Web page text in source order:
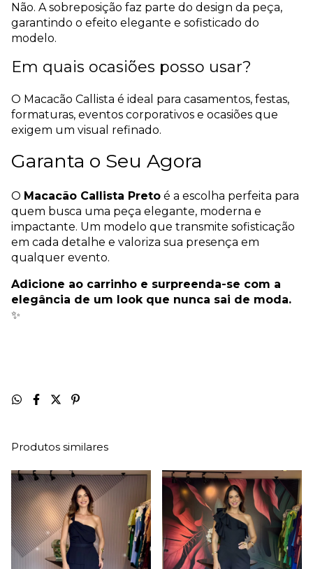
Não. A sobreposição faz parte do design da peça,
garantindo o efeito elegante e sofisticado do
modelo.
Em quais ocasiões posso usar?
O Macacão Callista é ideal para casamentos, festas,
formaturas, eventos corporativos e ocasiões que
exigem um visual refinado.
Garanta o Seu Agora
O Macacão Callista Preto é a escolha perfeita para
quem busca uma peça elegante, moderna e
impactante. Um modelo que transmite sofisticação
em cada detalhe e valoriza sua presença em
qualquer evento.
Adicione ao carrinho e surpreenda-se com a
elegância de um look que nunca sai de moda.
✨
Produtos similares